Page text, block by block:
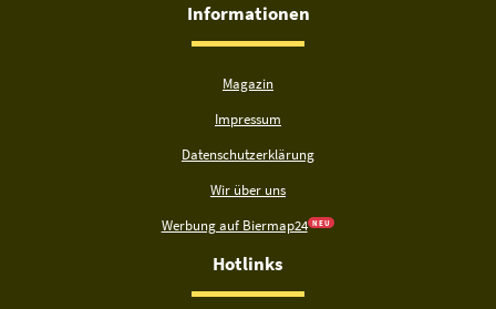
Informationen
Magazin
Impressum
Datenschutzerklärung
Wir über uns
Werbung auf Biermap24 N E U
Hotlinks